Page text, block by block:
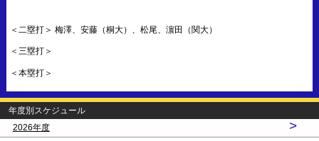
＜二塁打＞ 梅澤、安藤（桐大）、松尾、濵田（関大）
＜三塁打＞
＜本塁打＞
年度別スケジュール
2026年度
>